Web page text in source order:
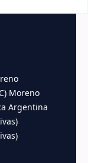
Moreno
Argentina